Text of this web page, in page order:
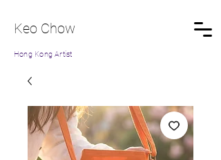
Keo Chow
Hong Kong Artist